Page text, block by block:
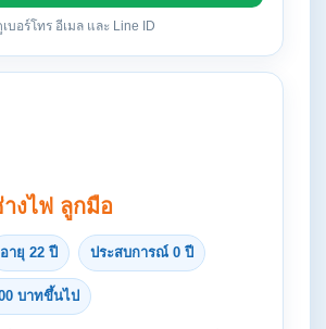
บอร์โทร อีเมล และ Line ID
งไฟ ลูกมือ
อายุ 22 ปี ประสบการณ์ 0 ปี
บาทขึ้นไป